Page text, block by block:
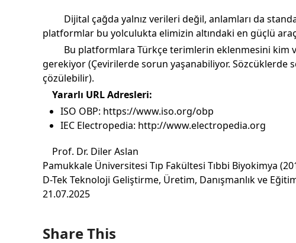
Dijital çağda yalnız verileri değil, anlamları da
platformlar bu yolculukta elimizin altındaki en güçlü
Bu platformlara Türkçe terimlerin eklenmesini kim
gerekiyor (Çevirilerde sorun yaşanabiliyor. Sözcüklerde
çözülebilir).
Yararlı URL Adresleri:
ISO OBP: https://www.iso.org/obp
IEC Electropedia: http://www.electropedia.org
Prof. Dr. Diler Aslan
Pamukkale Üniversitesi Tıp Fakültesi Tıbbi Biyokimya
D-Tek Teknoloji Geliştirme, Üretim, Danışmanlık ve
21.07.2025
Share This